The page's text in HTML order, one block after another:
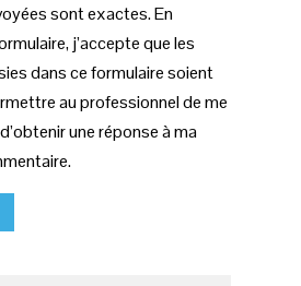
sont exactes. En
j’accepte que les
dans ce formulaire soient
au professionnel de me
une réponse à ma